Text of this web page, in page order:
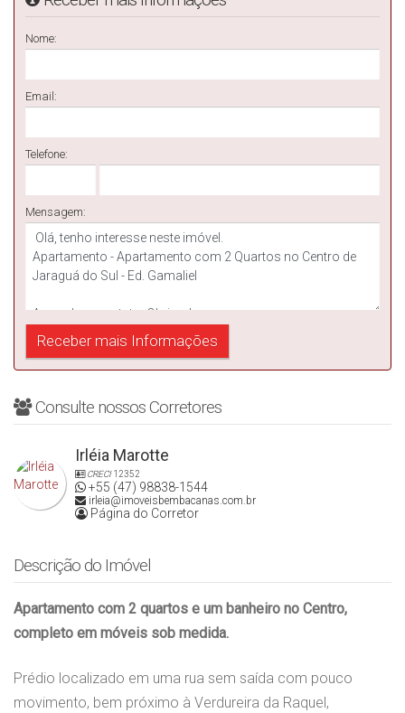
Nome:
Email:
Telefone:
Mensagem:
Consulte nossos Corretores
Irléia Marotte
CRECI12352
+55 (47) 98838-1544
irleia@imoveisbembacanas.com.br
Página do Corretor
Descrição do Imóvel
Apartamento com 2 quartos e um banheiro no Centro,
completo em móveis sob medida.
Prédio localizado em uma rua sem saída com pouco
movimento, bem próximo à Verdureira da Raquel,